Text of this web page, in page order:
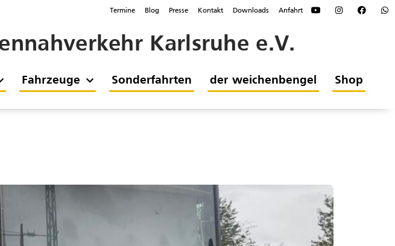
Termine Blog Presse Kontakt Downloads Anfahrt
Karlsruhe e.V.
Fahrzeuge Sonderfahrten der weichenbengel Shop